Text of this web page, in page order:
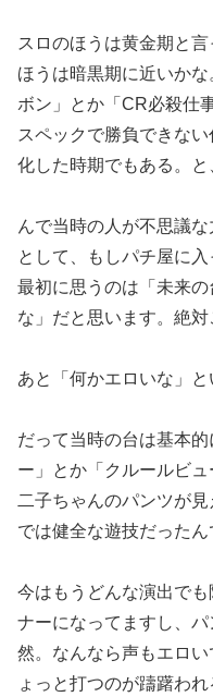
スロのほうは黄金期と
ほうは暗黒期に近いか
ボン」とか「 CR必殺仕
スペックで勝負できない
化した時期でもある。と
んで当時の人が不思議
として、
もしパチ屋に
最初に思うのは「 未来
な」だと思います。絶対
あと「何かエロいな」と
だって当時の台は基本
ー」とか「 クルールビ
二子ちゃんのパンツが見
では健全な遊技だったん
今はもうどんな演出で
ナーになってますし、
然。なんなら声もエ ロ
ょっと打つのが躊躇われ